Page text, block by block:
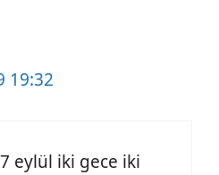
19:32
eylül iki gece iki